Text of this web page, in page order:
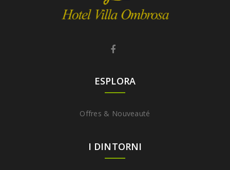
ESPLORA
Offres & Nouveauté
I DINTORNI